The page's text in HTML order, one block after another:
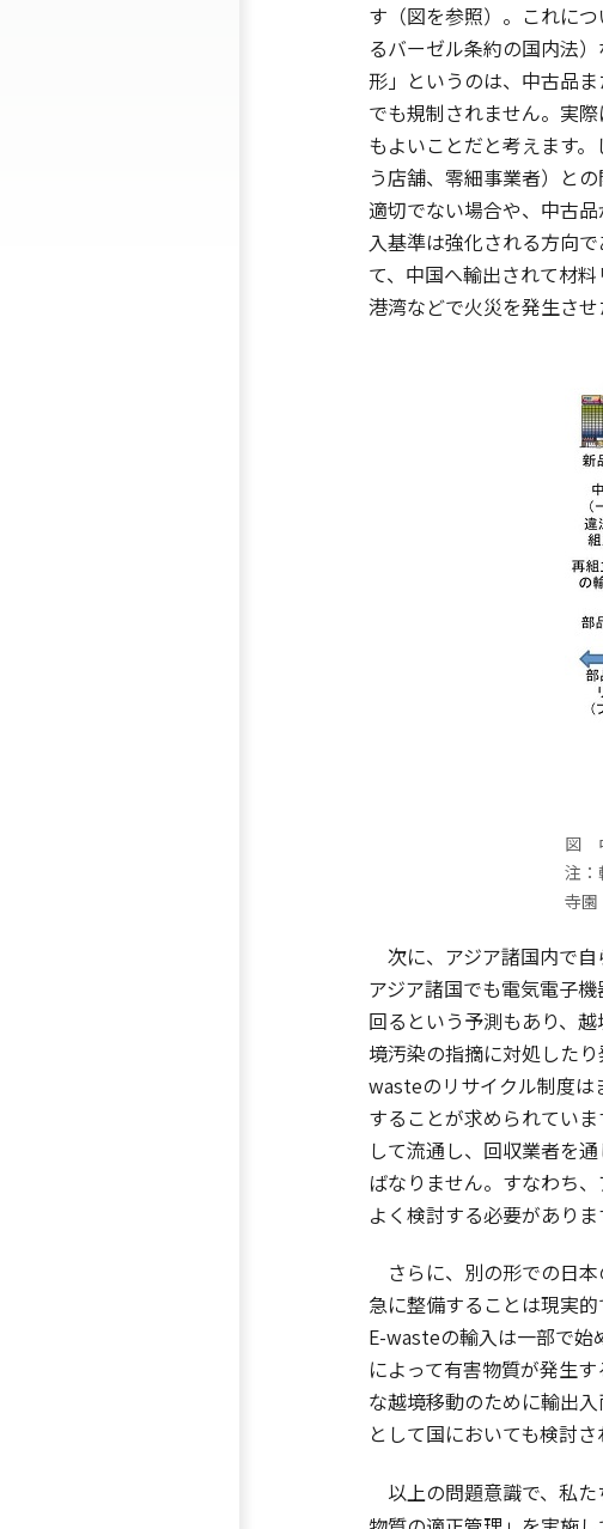
す（図を参照）。これに
るバーゼル条約の国内法
形」というのは、中古品
でも規制されません。実
もよいことだと考えます
う店舗、零細事業者）と
適切でない場合や、中古
入基準は強化される方向
て、中国へ輸出されて材
港湾などで火災を発生さ
図
注：
寺園
次に、アジア諸国内で
アジア諸国でも電気電子
回るという予測もあり、
境汚染の指摘に対処した
wasteのリサイクル制度は
することが求められてい
して流通し、回収業者を
ばなりません。すなわち
よく検討する必要がありま
さらに、別の形での日
急に整備することは現実
E-wasteの輸入は一部で始
によって有害物質が発生
な越境移動のために輸出
として国においても検討
以上の問題意識で、私